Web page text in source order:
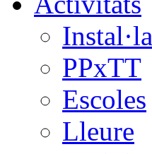
PPxTT
Escoles
Lleure